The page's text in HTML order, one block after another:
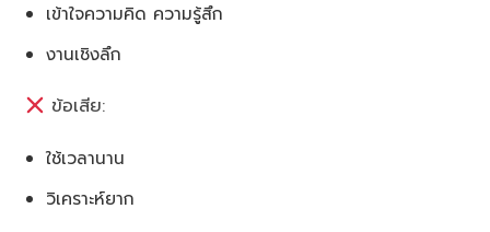
เข้าใจความคิด ความรู้สึก
งานเชิงลึก
ข้อเสีย:
ใช้เวลานาน
วิเคราะห์ยาก